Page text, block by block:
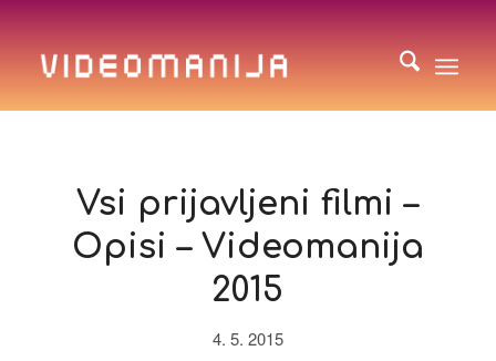
Vsi prijavljeni filmi –
Opisi – Videomanija
2015
4. 5. 2015